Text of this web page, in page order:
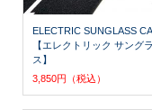
ELECTRIC SUNGLASS
【エレクトリック サング
ス】
3,850円（税込）